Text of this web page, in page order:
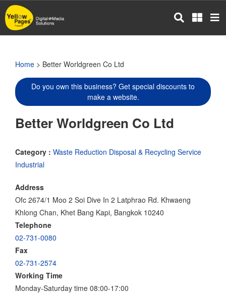
Skip
to
main
Home > Better Worldgreen Co Ltd
Do you own this business? Get special discounts to
make a website.
Better Worldgreen Co Ltd
Category : Waste Reduction Disposal & Recycling Service
Industrial
Address
Ofc 2674/1 Moo 2 Soi Dive In 2 Latphrao Rd. Khwaeng
Khlong Chan, Khet Bang Kapi, Bangkok 10240
Telephone
02-731-0080
Fax
02-731-2574
Working Time
Monday-Saturday time 08:00-17:00